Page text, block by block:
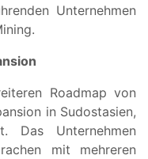
Unternehmen
Roadmap von
in Sudostasien,
Das Unternehmen
mit mehreren